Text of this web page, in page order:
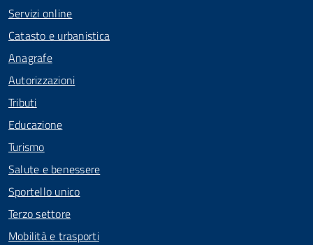
Servizi online
Catasto e urbanistica
Anagrafe
Autorizzazioni
Tributi
Educazione
Turismo
Salute e benessere
Sportello unico
Terzo settore
Mobilità e trasporti